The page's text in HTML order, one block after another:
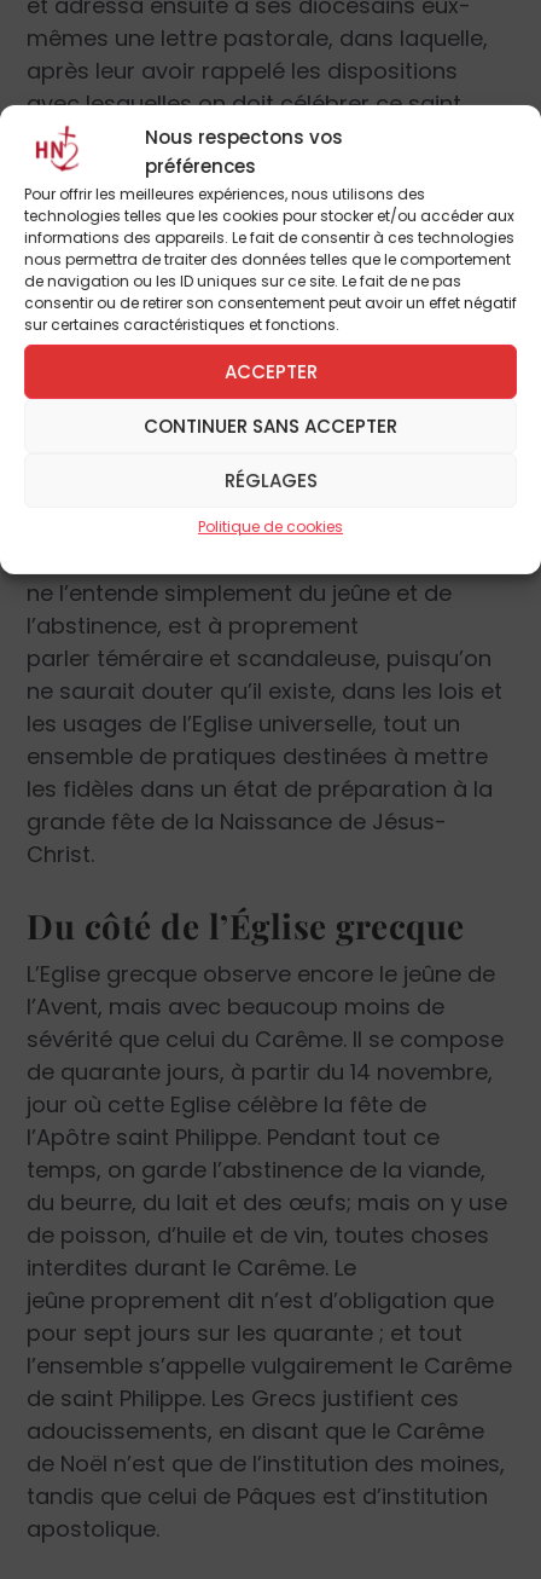
Nous respectons vos
préférences
Pour offrir les meilleures expériences, nous utilisons des
technologies telles que les cookies pour stocker et/ou accéder aux
informations des appareils. Le fait de consentir à ces technologies
nous permettra de traiter des données telles que le comportement
de navigation ou les ID uniques sur ce site. Le fait de ne pas
consentir ou de retirer son consentement peut avoir un effet négatif
sur certaines caractéristiques et fonctions.
ACCEPTER
CONTINUER SANS ACCEPTER
RÉGLAGES
Politique de cookies
mêmes une lettre pastorale, dans laquelle,
après leur avoir rappelé les dispositions
avec lesquelles on doit célébrer ce saint
temps, il faisait instance pour les engager à
jeûner au moins les lundis, les mercredis et
les vendredis de chaque semaine de l’Avent.
Enfin Benoit XIV encore Archevêque de
Bologne, marchant sur de si glorieuses
traces, a consacré sa onzièmeInstitution
Ecclésiastiqueà réveiller dans l’esprit des
fidèles de son diocèse la haute idée que les
chrétiens avaient autrefois du saint temps
de l’Avent, et à combattre un préjugé
répandu dans cette contrée, savoir que
l’Avent ne regardait que les personnes
religieuses, et non les simples fidèles. Il
ne l’entende simplement du jeûne et de
l’abstinence, est à proprement
parler téméraire et scandaleuse, puisqu’on
ne saurait douter qu’il existe, dans les lois et
les usages de l’Eglise universelle, tout un
ensemble de pratiques destinées à mettre
les fidèles dans un état de préparation à la
grande fête de la Naissance de Jésus-
Christ.
Du côté de l’Église grecque
L’Eglise grecque observe encore le jeûne de
l’Avent, mais avec beaucoup moins de
sévérité que celui du Carême. Il se compose
de quarante jours, à partir du 14 novembre,
jour où cette Eglise célèbre la fête de
l’Apôtre saint Philippe. Pendant tout ce
temps, on garde l’abstinence de la viande,
du beurre, du lait et des œufs; mais on y use
de poisson, d’huile et de vin, toutes choses
interdites durant le Carême. Le
jeûne proprement dit n’est d’obligation que
pour sept jours sur les quarante ; et tout
l’ensemble s’appelle vulgairement le Carême
de saint Philippe. Les Grecs justifient ces
adoucissements, en disant que le Carême
de Noël n’est que de l’institution des moines,
tandis que celui de Pâques est d’institution
apostolique.